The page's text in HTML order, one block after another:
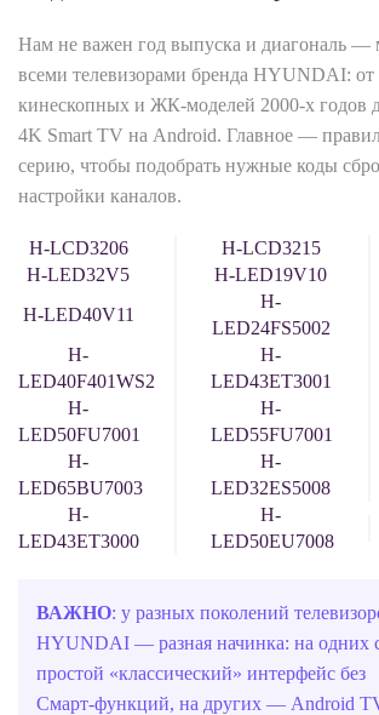
Нам не важен год выпуска и диагональ —
всеми телевизорами бренда HYUNDAI: от
кинескопных и ЖК‑моделей 2000-х годов
4K Smart TV на Android. Главное —
серию, чтобы подобрать нужные коды
настройки каналов.
H-LCD3206 H-LCD3215
H-LED32V5
H-LED19V10
H-LED40V11
H-
LED24FS5002
H-
LED40F401WS2
H-
LED43ET3001
H-
LED50FU7001
H-
LED55FU7001
H-
LED65BU7003
H-
LED32ES5008
H-
LED43ET3000
H-
LED50EU7008
ВАЖНО: у разных поколений
HYUNDAI — разная начинка: на одних
простой «классический» интерфейс без
Смарт‑функций, на других — Android